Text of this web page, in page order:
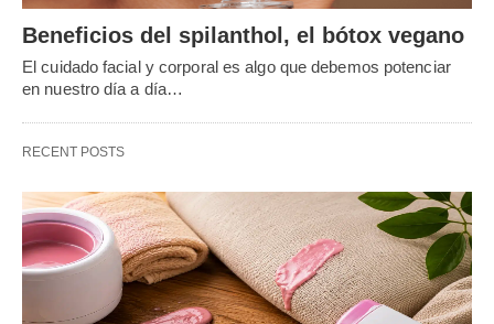
Beneficios del spilanthol, el bótox vegano
El cuidado facial y corporal es algo que debemos potenciar
en nuestro día a día…
RECENT POSTS